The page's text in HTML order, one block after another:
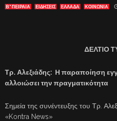
Β' ΠΕΙΡΑΙΑ ΕΙΔΗΣΕΙΣ ΕΛΛΑΔΑ ΚΟΙΝΩΝΙΑ
ΔΕΛΤΙΟ
Τρ. Αλεξιάδης: Η παραποίηση
αλλοιώσει την πραγματικότητα
Σημεία της συνέντευξης του Τρ.
«Kontra News»